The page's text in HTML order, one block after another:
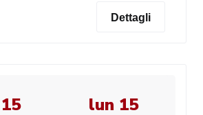
Dettagli
lun 15